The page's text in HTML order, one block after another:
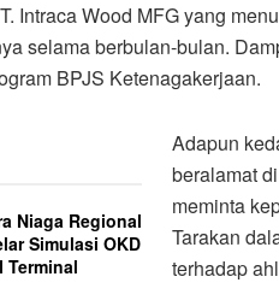
Intraca Wood MFG yang
selama berbulan-bulan.
BPJS Ketenagakerjaan.
Niaga Regional
Simulasi OKD
Terminal
Adapun
beralamat
meminta
Tarakan
terhadap